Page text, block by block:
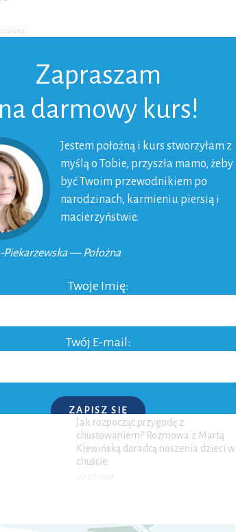
Doradca Laktacyjny. Instruktor Masażu Shantala.
rodzicami i ich dziećmi na oddziale
dziadków i
Jak rozpocząć przygodę z
chustowaniem? Rozmowa z Martą
Klewińską doradcą noszenia dzieci w
chuście
07-07-2016
Zapraszam
na darmowy kurs!
Jestem położną i kurs stworzyłam z
myślą o Tobie, przyszła mamo, żeby
być Twoim przewodnikiem po
narodzinach, karmieniu piersią i
macierzyństwie.
Piekarzewska — Położna
Twoje Imię:
Twój E-mail:
ZAPISZ SIĘ
P.S. W każdej chwili możesz wypisać się z kursu.